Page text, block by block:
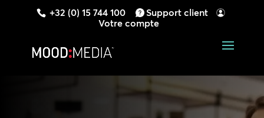
+32 (0) 15 744 100
Support client
Votre compte